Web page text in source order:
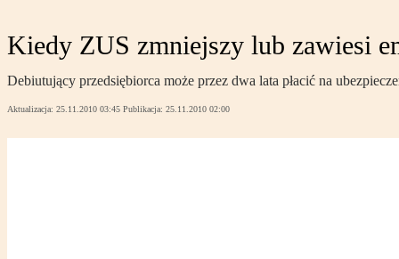
Kiedy ZUS zmniejszy lub zawiesi
Debiutujący przedsiębiorca może przez dwa lata płacić na
Aktualizacja: 25.11.2010 03:45 Publikacja: 25.11.2010 02:00